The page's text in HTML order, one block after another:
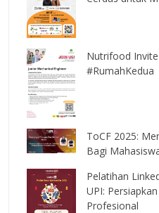
Nutrifood
#RumahKedua
ToCF 2025:
Bagi
Pelatihan
UPI:
Profesional